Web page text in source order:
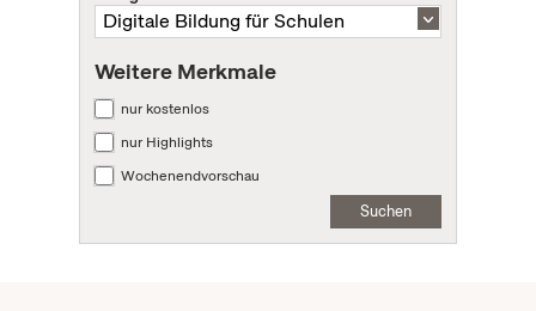
Weitere Merkmale
nur kostenlos
nur Highlights
Wochenendvorschau
Suchen